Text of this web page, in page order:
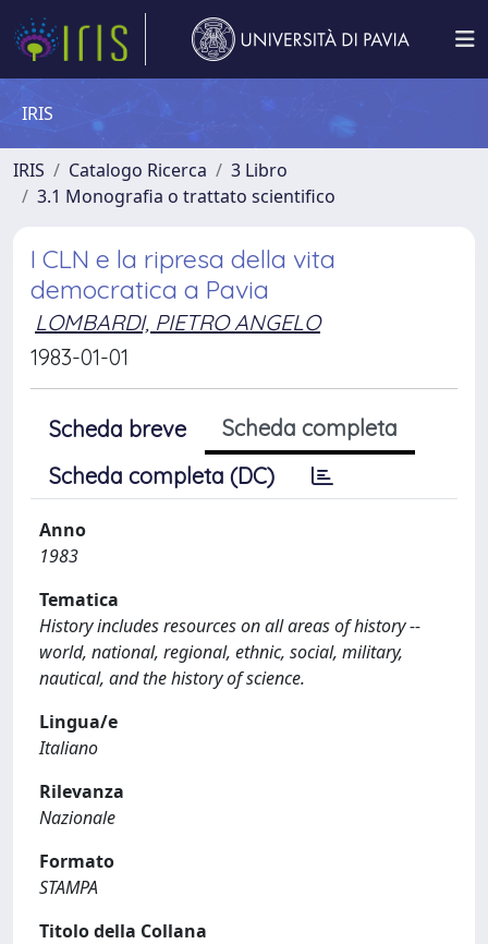
IRIS
IRIS Catalogo Ricerca
3 Libro
3.1 Monografia o trattato scientifico
I CLN e la ripresa della vita
democratica a Pavia
LOMBARDI, PIETRO ANGELO
1983-01-01
Scheda breve
Scheda completa
Scheda completa (DC)
Anno
1983
Tematica
History includes resources on all areas of history --
world, national, regional, ethnic, social, military,
nautical, and the history of science.
Lingua/e
Italiano
Rilevanza
Nazionale
Formato
STAMPA
Titolo della Collana